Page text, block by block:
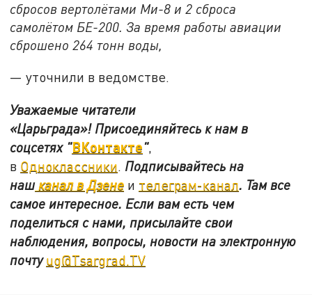
сбросов вертолётами Ми-8 и 2 сброса
самолётом БЕ-200. За время работы авиации
сброшено 264 тонн воды,
— уточнили в ведомстве.
Уважаемые читатели
«Царьграда»! Присоединяйтесь к нам в
соцсетях "ВКонтакте",
в Одноклассники Подписывайтесь на
нашканал в Дзене и телеграм-канал. Там все
самое интересное. Если вам есть чем
поделиться с нами, присылайте свои
наблюдения, вопросы, новости на электронную
почтуug@Tsargrad.TV